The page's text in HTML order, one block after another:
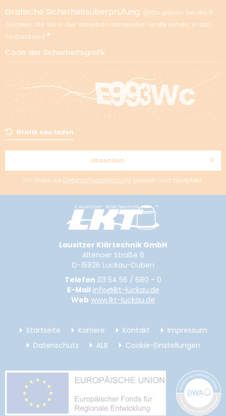
Grafische Sicherheitsüberprüfung
Bitte geben Sie die 6
Zeichen, die Sie in der daneben stehenden Grafik sehen, in das
Textfeld ein
Code der Sicherheitsgrafik
Grafik neu laden
absenden
Ich habe die Datenschutzerklärung gelesen und akzeptiert.
Lausitzer Klärtechnik GmbH
Altenoer Straße 6
D-15926 Luckau-Duben
Telefon 03 54 56 / 680 - 0
E-Mail info@lkt-luckau.de
Web www.lkt-luckau.de
Startseite Karriere Kontakt
Impressum
Datenschutz
ALB Cookie-Einstellungen